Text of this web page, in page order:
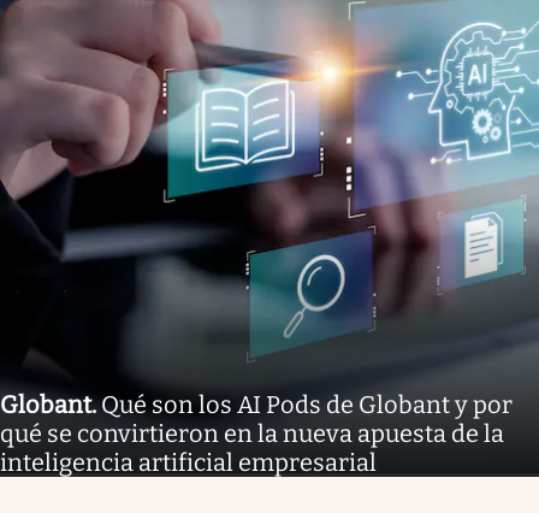
Globant.Qué son los AI Pods de Globant y por
qué se convirtieron en la nueva apuesta de la
inteligencia artificial empresarial